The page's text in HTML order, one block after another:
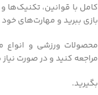
کامل با قوانین، تکنیک‌ها
بازی ببرید و مهارت‌های
محصولات ورزشی و انواع
مراجعه کنید و در صورت
بگیرید.